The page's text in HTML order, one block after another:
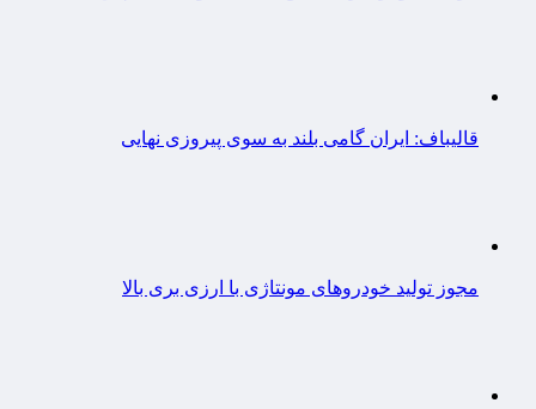
قالیباف: ایران گامی بلند به سوی پیروزی نهایی
مجوز تولید خودروهای مونتاژی‌ با ارزی بری بالا